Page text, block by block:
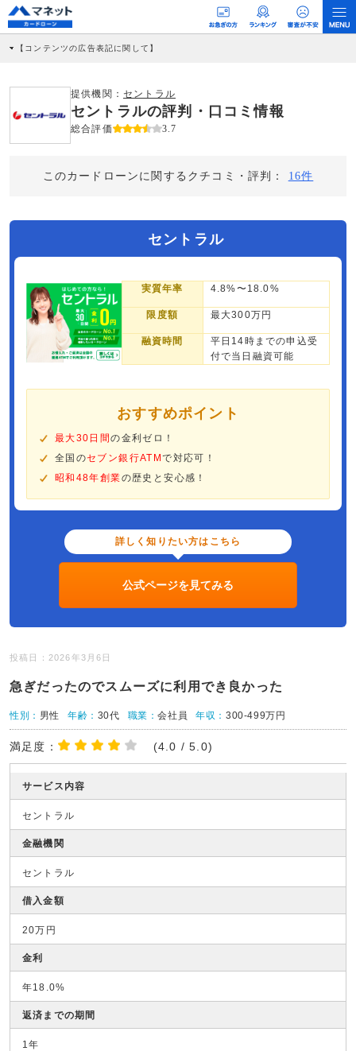
【コンテンツの広告表記に関して】
社に対して企業から紹介報酬が支払われるという収益モデルです。 ただし、特定の
商品を根拠なくPRするものではなく、当編集部の調査／ユーザーへの口コミ収集な
どに基づき、公平性を担保した情報提供を行っています。
提供機関： セントラル
セントラルの評判・口コミ情報
総合評価 3.7
このカードローンに関するクチコミ・評判： 16件
セントラル
実質年率 4.8%〜18.0%
限度額 最大300万円
融資時間
平日14時までの申込受
付で当日融資可能
おすすめポイント
最大30日間の金利ゼロ！
全国のセブン銀行ATMで対応可！
昭和48年創業の歴史と安心感！
詳しく知りたい方はこちら
公式ページを見てみる
投稿日：2026年3月6日
急ぎだったのでスムーズに利用でき良かった
性別： 男性 年齢： 30代 職業：会社員 年収：300-499万円
満足度： (4.0 / 5.0)
サービス内容
セントラル
金融機関
セントラル
借入金額
20万円
金利
年18.0%
返済までの期間
1年